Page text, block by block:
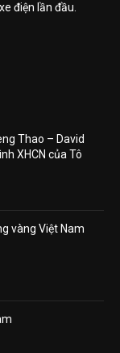
điện lần đầu.
Thao – David
XHCN của Tô
vàng Việt Nam